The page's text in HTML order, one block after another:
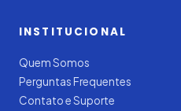
INSTITUCIONAL
Quem Somos
Perguntas Frequentes
Contato e Suporte